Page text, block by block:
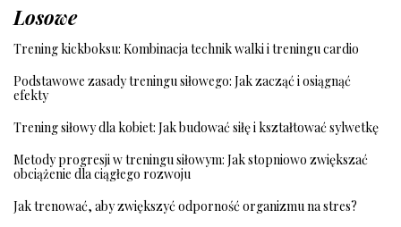
Losowe
Trening kickboksu: Kombinacja technik walki i treningu cardio
Podstawowe zasady treningu siłowego: Jak zacząć i osiągnąć
efekty
Trening siłowy dla kobiet: Jak budować siłę i kształtować sylwetkę
Metody progresji w treningu siłowym: Jak stopniowo zwiększać
obciążenie dla ciągłego rozwoju
Jak trenować, aby zwiększyć odporność organizmu na stres?